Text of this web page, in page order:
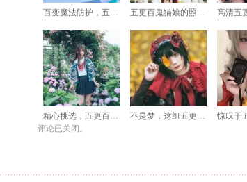
精心挑选，五更百鬼cos图片免费图包下载
评论已关闭。